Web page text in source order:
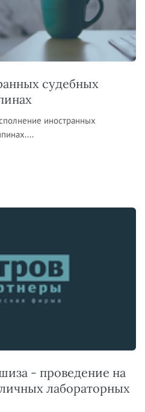
судебных
иностранных
- проведение на
лабораторных